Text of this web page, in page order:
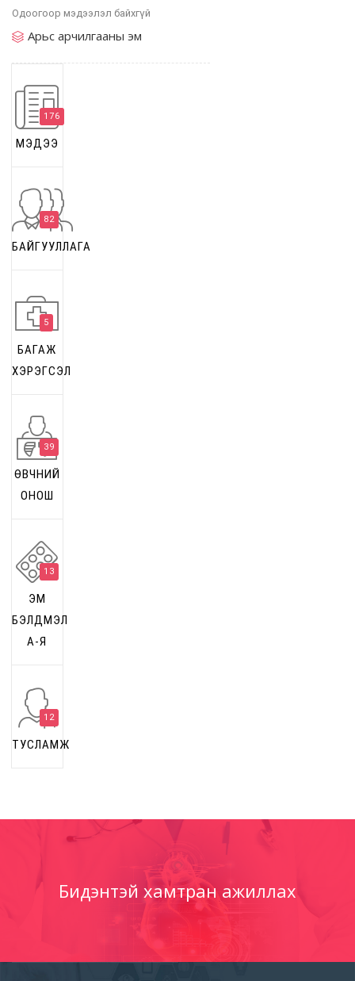
Одоогоор мэдээлэл байхгүй
Арьс арчилгааны эм
176
МЭДЭЭ
82
БАЙГУУЛЛАГА
5
БАГАЖ
ХЭРЭГСЭЛ
39
ӨВЧНИЙ
ОНОШ
13
ЭМ
БЭЛДМЭЛ
А-Я
12
ТУСЛАМЖ
Бидэнтэй хамтран ажиллах